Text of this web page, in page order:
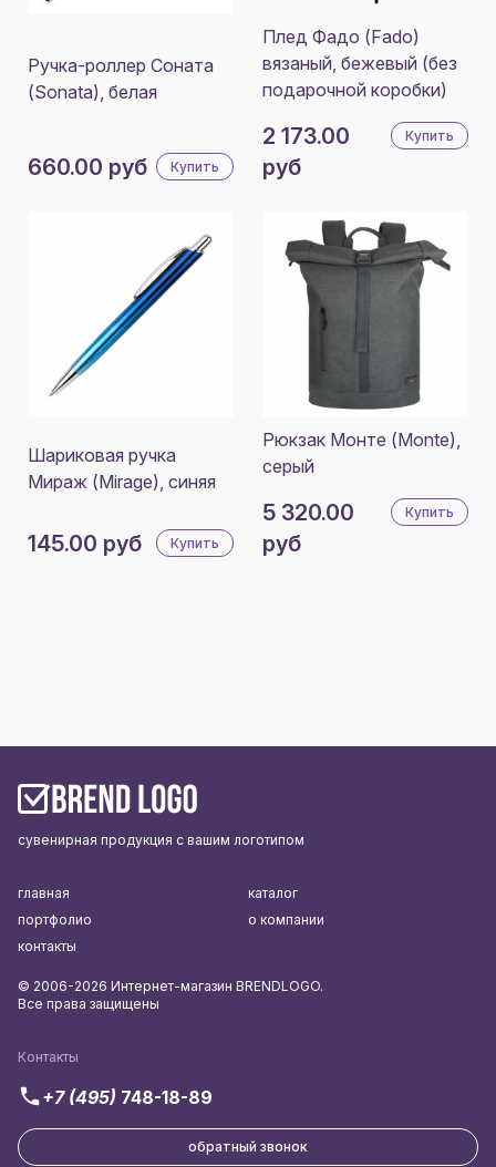
Ручка-роллер Соната
(Sonata), белая
660.00 руб Купить
Плед Фадо (Fado)
вязаный, бежевый (без
подарочной коробки)
2 173.00
руб
Купить
Шариковая ручка
Мираж (Mirage), синяя
145.00 руб Купить
Рюкзак Монте (Monte),
серый
5 320.00
руб
Купить
сувенирная продукция с вашим логотипом
Контакты
+7 (495) 748-18-89
обратный звонок
главная
каталог
портфолио
о компании
контакты
© 2006-2026 Интернет-магазин BRENDLOGO.
Все права защищены